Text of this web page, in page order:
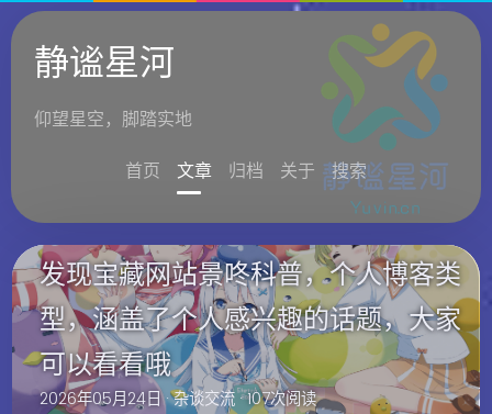
静谧星河
仰望星空，脚踏实地
首页
文章 归档 关于 搜索
发现宝藏网站景咚科普，个人博客类
型，涵盖了个人感兴趣的话题，大家
可以看看哦
2026年05月24日 ·杂谈交流· 107次阅读